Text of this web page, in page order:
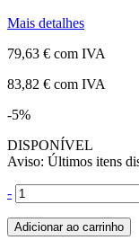
Mais detalhes
79,63 € com IVA
83,82 € com IVA
-5%
DISPONÍVEL
Aviso: Últimos itens
-
Adicionar ao carrinho